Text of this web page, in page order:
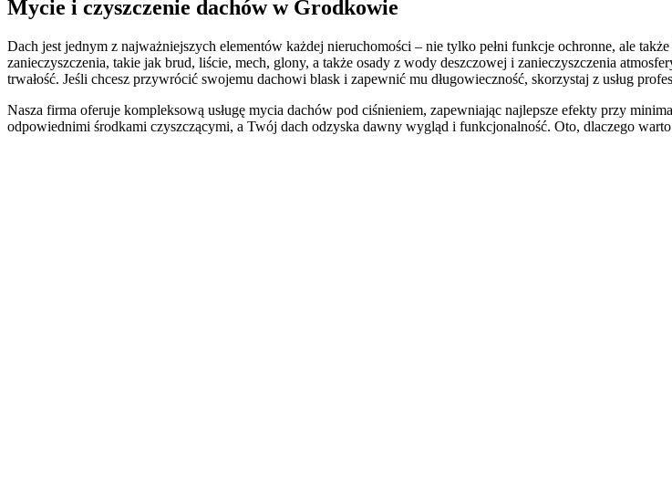
Mycie i czyszczenie dachów w Grodkowie
Dach jest jednym z najważniejszych elementów każdej nieruchomości – nie tylko pełni funkcje ochronne, ale
zanieczyszczenia, takie jak brud, liście, mech, glony, a także osady z wody deszczowej i zanieczyszczenia
trwałość. Jeśli chcesz przywrócić swojemu dachowi blask i zapewnić mu długowieczność, skorzystaj z usług
Nasza firma oferuje kompleksową usługę mycia dachów pod ciśnieniem, zapewniając najlepsze efekty przy
odpowiednimi środkami czyszczącymi, a Twój dach odzyska dawny wygląd i funkcjonalność. Oto, dlaczego